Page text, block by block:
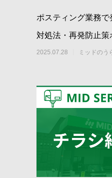
ポスティング業務で
対処法・再発防止
集客手法として多く
2025.07.28 ミッドのう